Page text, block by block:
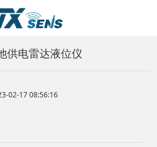
供电雷达液位仪
02-17 08:56:16